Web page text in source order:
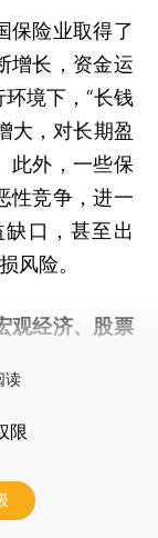
险业取得了
增长，资金运
境下，“长钱
大，对长期盈
此外，一些保
性竞争，进一
口，甚至出
风险。
观经济、股票
读
限